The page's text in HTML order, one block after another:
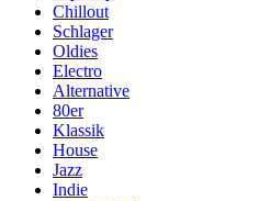
Chillout
Schlager
Oldies
Electro
Alternative
80er
Klassik
House
Jazz
Indie